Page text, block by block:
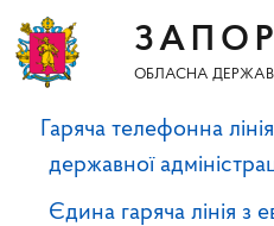
ОБЛАСНА
Гаряча телефонна
державної
Єдина гаряча лінія з